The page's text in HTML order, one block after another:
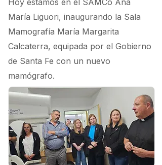
Hoy estamos en el SAMCo Ana
María Liguori, inaugurando la Sala
Mamografía María Margarita
Calcaterra, equipada por el Gobierno
de Santa Fe con un nuevo
mamógrafo.